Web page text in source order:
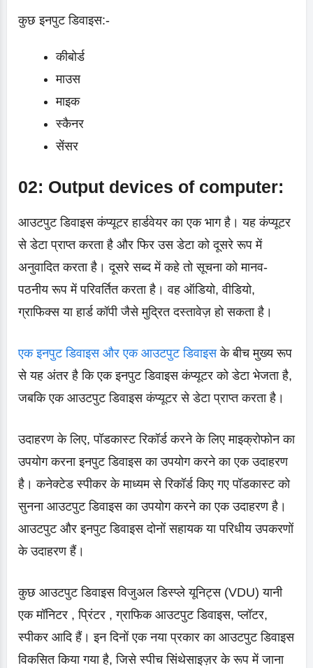
कुछ इनपुट डिवाइस:-
कीबोर्ड
माउस
माइक
स्कैनर
सेंसर
02: Output devices of computer:
आउटपुट डिवाइस कंप्यूटर हार्डवेयर का एक भाग है। यह कंप्यूटर
से डेटा प्राप्त करता है और फिर उस डेटा को दूसरे रूप में
अनुवादित करता है। दूसरे सब्द में कहे तो सूचना को मानव-
पठनीय रूप में परिवर्तित करता है। वह ऑडियो, वीडियो,
ग्राफिक्स या हार्ड कॉपी जैसे मुद्रित दस्तावेज़ हो सकता है।
एक इनपुट डिवाइस और एक आउटपुट डिवाइसके बीच मुख्य रूप
से यह अंतर है कि एक इनपुट डिवाइस कंप्यूटर को डेटा भेजता है,
जबकि एक आउटपुट डिवाइस कंप्यूटर से डेटा प्राप्त करता है।
उदाहरण के लिए, पॉडकास्ट रिकॉर्ड करने के लिए माइक्रोफोन का
उपयोग करना इनपुट डिवाइस का उपयोग करने का एक उदाहरण
है। कनेक्टेड स्पीकर के माध्यम से रिकॉर्ड किए गए पॉडकास्ट को
सुनना आउटपुट डिवाइस का उपयोग करने का एक उदाहरण है।
आउटपुट और इनपुट डिवाइस दोनों सहायक या परिधीय उपकरणों
के उदाहरण हैं।
कुछ आउटपुट डिवाइस विजुअल डिस्प्ले यूनिट्स (VDU) यानी
एक मॉनिटर , प्रिंटर , ग्राफिक आउटपुट डिवाइस, प्लॉटर,
स्पीकर आदि हैं। इन दिनों एक नया प्रकार का आउटपुट डिवाइस
विकसित किया गया है, जिसे स्पीच सिंथेसाइज़र के रूप में जाना